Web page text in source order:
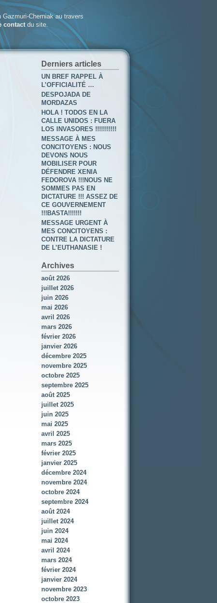
Cherniak au travers
contactdu site.
Derniers articles
UN BREF RAPPEL À
L’OFFICIALITÉ …
DESPOJADA DE
MORDAZAS
HOLA ! TODOS EN LA
CALLE UNIDOS : FUERA
LOS INVASORES !!!!!!!!!!!
MESSAGE À MES
CONCITOYENS : NOUS
DEVONS NOUS
MOBILISER POUR
DÉFENDRE XENIA
FEDOROVA !!!NOUS NE
SOMMES PAS EN
DICTATURE !!! ASSEZ DE
CE GOUVERNEMENT
!!!BASTA!!!!!!!
MESSAGE URGENT À
MES CONCITOYENS :
CONTRE LA DICTATURE
DE L’EUTHANASIE !
Archives
août 2026
juillet 2026
juin 2026
mai 2026
avril 2026
mars 2026
février 2026
janvier 2026
décembre 2025
novembre 2025
octobre 2025
septembre 2025
août 2025
juillet 2025
juin 2025
mai 2025
avril 2025
mars 2025
février 2025
janvier 2025
décembre 2024
novembre 2024
octobre 2024
septembre 2024
août 2024
juillet 2024
juin 2024
mai 2024
avril 2024
mars 2024
février 2024
janvier 2024
novembre 2023
octobre 2023